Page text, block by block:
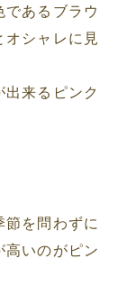
あるブラウ
オシャレに見
来るピンク
を問わずに
高いのがピン